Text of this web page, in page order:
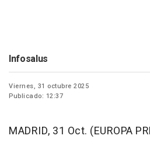
Infosalus
Viernes, 31 octubre 2025
Publicado: 12:37
MADRID, 31 Oct. (EUROPA